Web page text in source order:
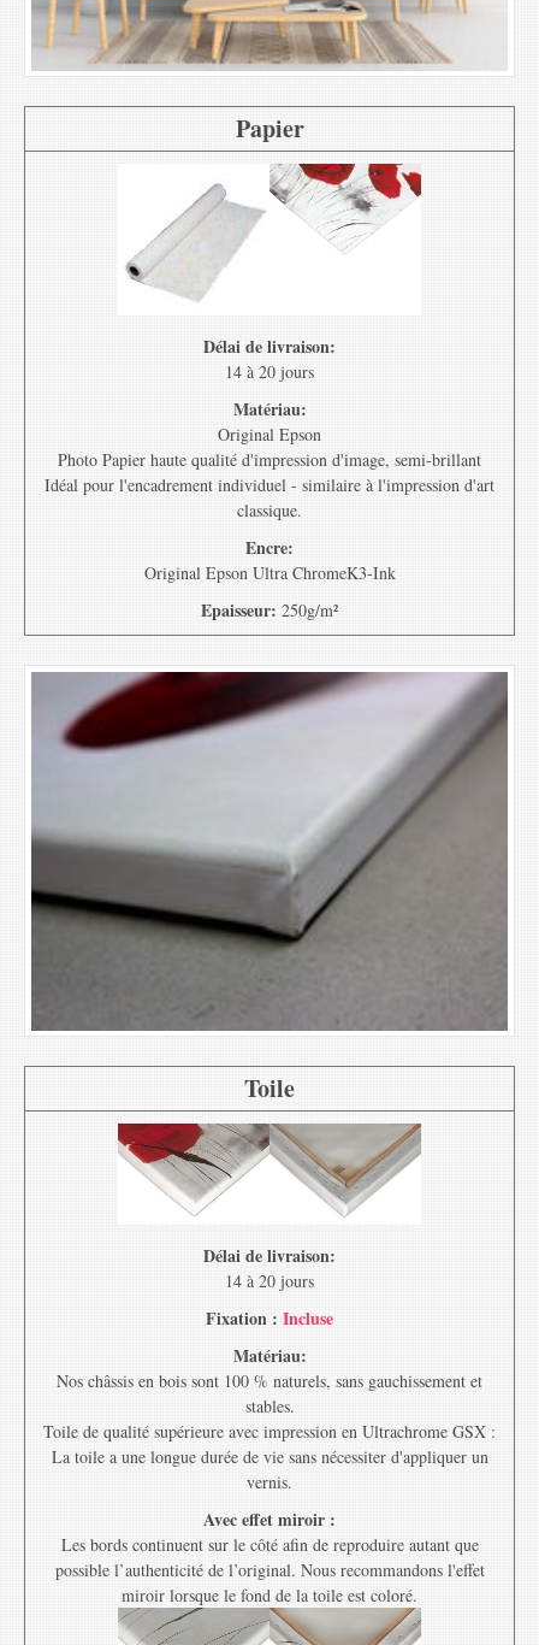
Papier
Délai de livraison:
14 à 20 jours
Matériau:
Original Epson
Photo Papier haute qualité d'impression d'image, semi-brillant
Idéal pour l'encadrement individuel - similaire à l'impression d'art
classique.
Encre:
Original Epson Ultra ChromeK3-Ink
Epaisseur: 250g/m²
Toile
Délai de livraison:
14 à 20 jours
Fixation : Incluse
Matériau:
Nos châssis en bois sont 100 % naturels, sans gauchissement et
stables.
Toile de qualité supérieure avec impression en Ultrachrome GSX :
La toile a une longue durée de vie sans nécessiter d'appliquer un
vernis.
Avec effet miroir :
Les bords continuent sur le côté afin de reproduire autant que
possible l’authenticité de l’original. Nous recommandons l'effet
miroir lorsque le fond de la toile est coloré.